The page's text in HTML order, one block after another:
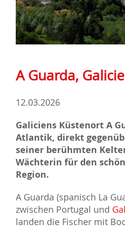
A Guarda,
12.03.2026
Galiciens Küstenort A
Atlantik, direkt
seiner berühmten
Wächterin für den
Region.
A Guarda (spanisch La
zwischen Portugal und
landen die Fischer mit